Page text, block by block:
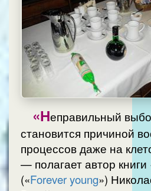
«Неправильный
становится причиной
процессов даже на
— полагает автор
(«Forever young»)